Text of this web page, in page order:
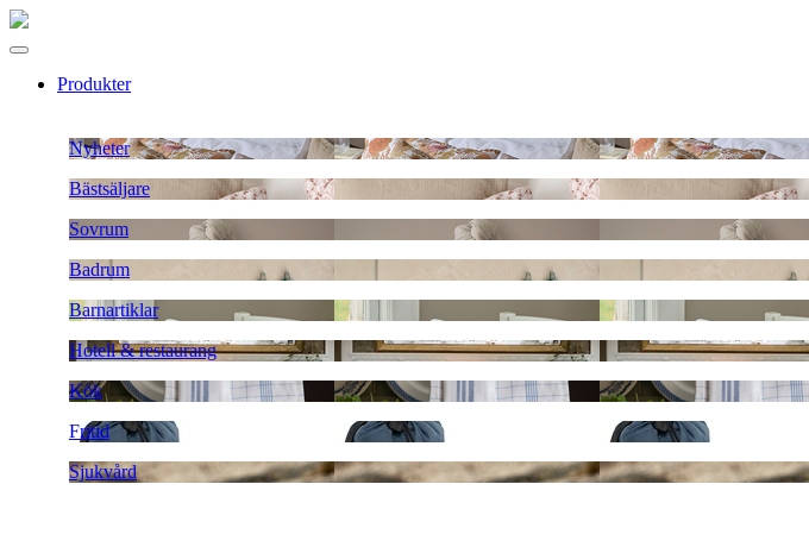
Produkter
Nyheter
Bästsäljare
Sovrum
Badrum
Barnartiklar
Hotell & restaurang
Kök
Fritid
Sjukvård